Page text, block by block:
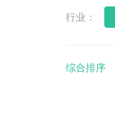
行业：
综合排序